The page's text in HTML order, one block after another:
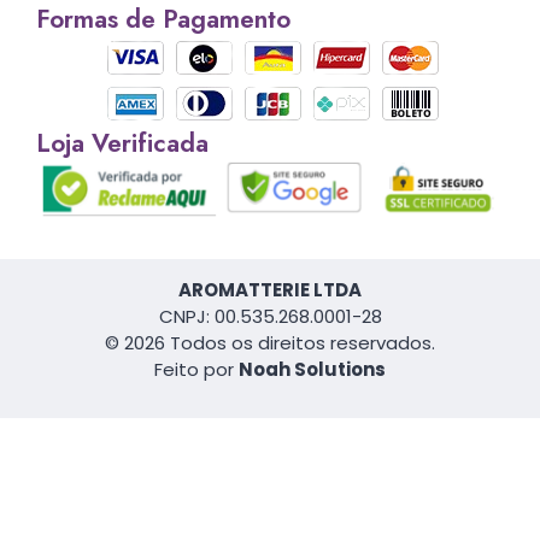
Formas de Pagamento
Loja Verificada
AROMATTERIE LTDA
CNPJ: 00.535.268.0001-28
© 2026 Todos os direitos reservados.
Feito por Noah Solutions